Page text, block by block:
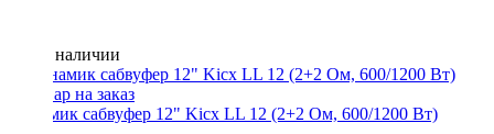
Нет в наличии
Динамик сабвуфер 12" Kicx LL 12 (2+2 Ом, 600/1200 Вт)